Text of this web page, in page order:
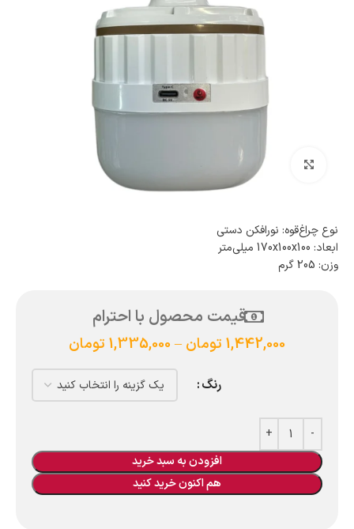
بزرگنمایی تصویر
نوع چراغ‌قوه: نور‌افکن دستی
ابعاد: 170x100x100 میلی‌متر
وزن: 205 گرم
قیمت محصول با احترام
1,442,000 تومان –
1,335,000 تومان
رنگ
افزودن به سبد خرید
هم اکنون خرید کنید